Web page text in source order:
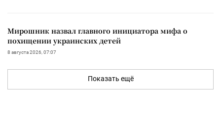
Мирошник назвал главного инициатора мифа о
похищении украинских детей
8 августа 2026, 07:07
Показать ещё